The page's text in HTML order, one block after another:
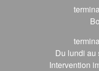
Du lundi au
Intervention